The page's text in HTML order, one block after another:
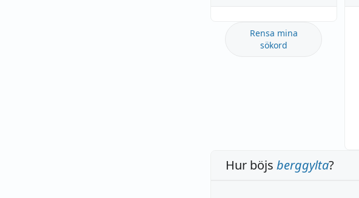
Rensa mina
sökord
Hur böjs berggylta?